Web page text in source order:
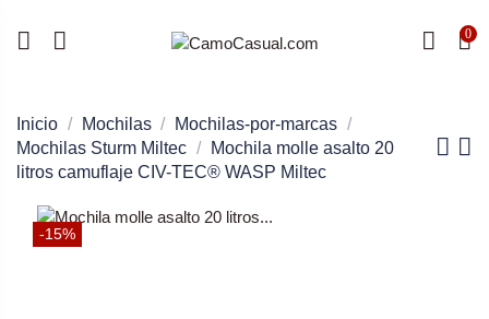
0
Inicio Mochilas
Mochilas-por-marcas
Mochilas Sturm Miltec
Mochila molle asalto 20
litros camuflaje CIV-TEC® WASP Miltec
-15%